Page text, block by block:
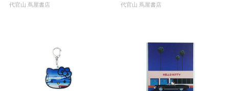
代官山 蔦屋書店
5
代官山 蔦屋書店